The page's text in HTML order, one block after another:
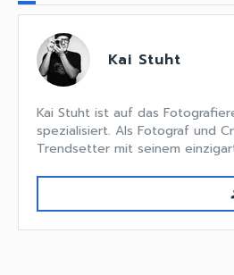
Kai Stuht
Kai Stuht ist auf das
spezialisiert. Als Fotograf und
Trendsetter mit seinem